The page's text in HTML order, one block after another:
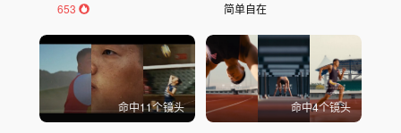
653
简单自在
命中11个镜头 命中4个镜头